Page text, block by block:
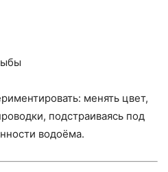
менять цвет,
подстраиваясь под
водоёма.